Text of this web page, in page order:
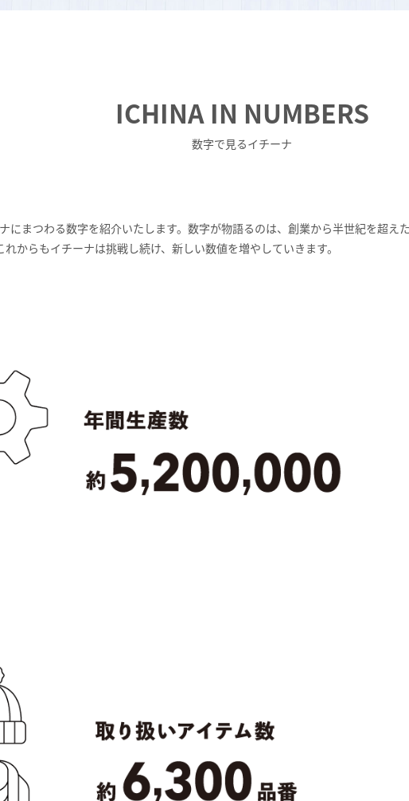
ICHINA IN NUMBERS
数字で見るイチーナ
にまつわる数字を紹介いたします。数字が物語るのは、創業から半世紀を超え
れからもイチーナは挑戦し続け、新しい数値を増やしていきます。